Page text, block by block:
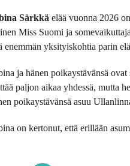
Särkkä elää vuonna 2026
Miss Suomi ja
enemmän yksityiskohtia parin
ja hänen poikaystävänsä
paljon aikaa yhdessä, mutta
poikaystävänsä asuu
on kertonut, että erillään